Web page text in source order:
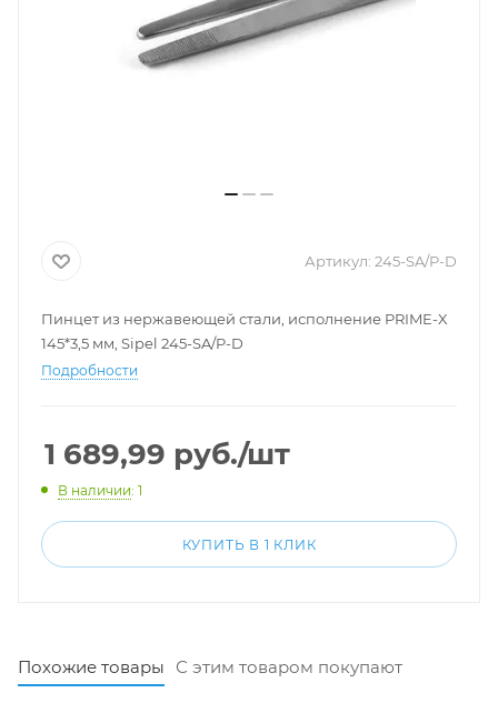
Артикул: 245-SA/P-D
Пинцет из нержавеющей стали, исполнение PRIME-X
145*3,5 мм, Sipel 245-SA/P-D
Подробности
1 689,99 руб./шт
В наличии: 1
КУПИТЬ В 1 КЛИК
Похожие товары С этим товаром покупают